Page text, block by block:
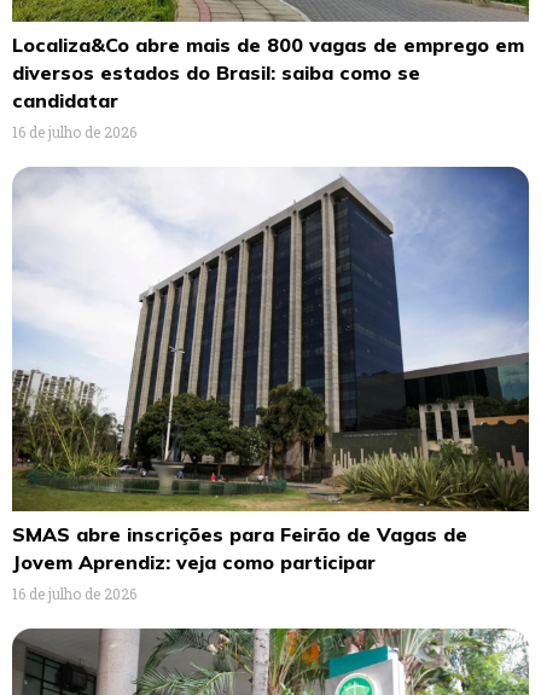
Localiza&Co abre mais de 800 vagas de emprego em
diversos estados do Brasil: saiba como se
candidatar
16 de julho de 2026
SMAS abre inscrições para Feirão de Vagas de
Jovem Aprendiz: veja como participar
16 de julho de 2026